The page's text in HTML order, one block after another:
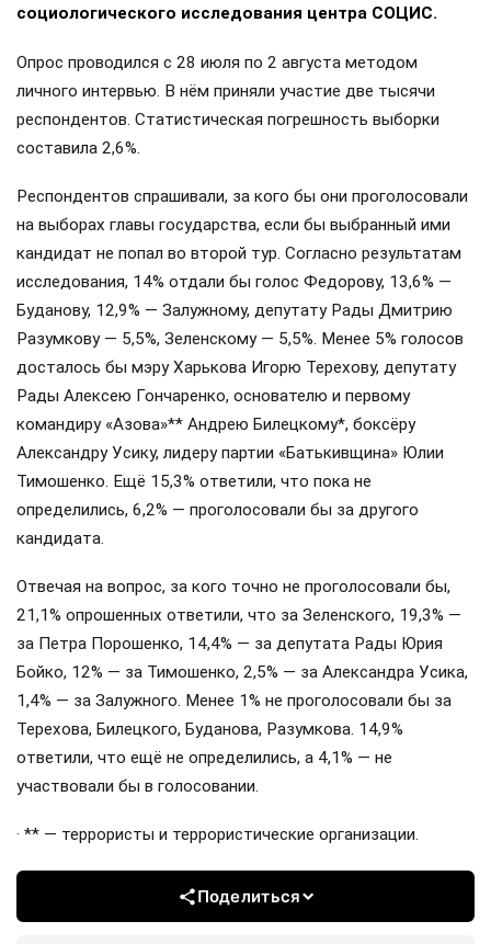
социологического исследования центра СОЦИС.
Опрос проводился с 28 июля по 2 августа методом
личного интервью. В нём приняли участие две тысячи
респондентов. Статистическая погрешность выборки
составила 2,6%.
Респондентов спрашивали, за кого бы они проголосовали
на выборах главы государства, если бы выбранный ими
кандидат не попал во второй тур. Согласно результатам
исследования, 14% отдали бы голос Федорову, 13,6% —
Буданову, 12,9% — Залужному, депутату Рады Дмитрию
Разумкову — 5,5%, Зеленскому — 5,5%. Менее 5% голосов
досталось бы мэру Харькова Игорю Терехову, депутату
Рады Алексею Гончаренко, основателю и первому
командиру «Азова»** Андрею Билецкому*, боксёру
Александру Усику, лидеру партии «Батькивщина» Юлии
Тимошенко. Ещё 15,3% ответили, что пока не
определились, 6,2% — проголосовали бы за другого
кандидата.
Отвечая на вопрос, за кого точно не проголосовали бы,
21,1% опрошенных ответили, что за Зеленского, 19,3% —
за Петра Порошенко, 14,4% — за депутата Рады Юрия
Бойко, 12% — за Тимошенко, 2,5% — за Александра Усика,
1,4% — за Залужного. Менее 1% не проголосовали бы за
Терехова, Билецкого, Буданова, Разумкова. 14,9%
ответили, что ещё не определились, а 4,1% — не
участвовали бы в голосовании.
· ** — террористы и террористические организации.
Поделиться